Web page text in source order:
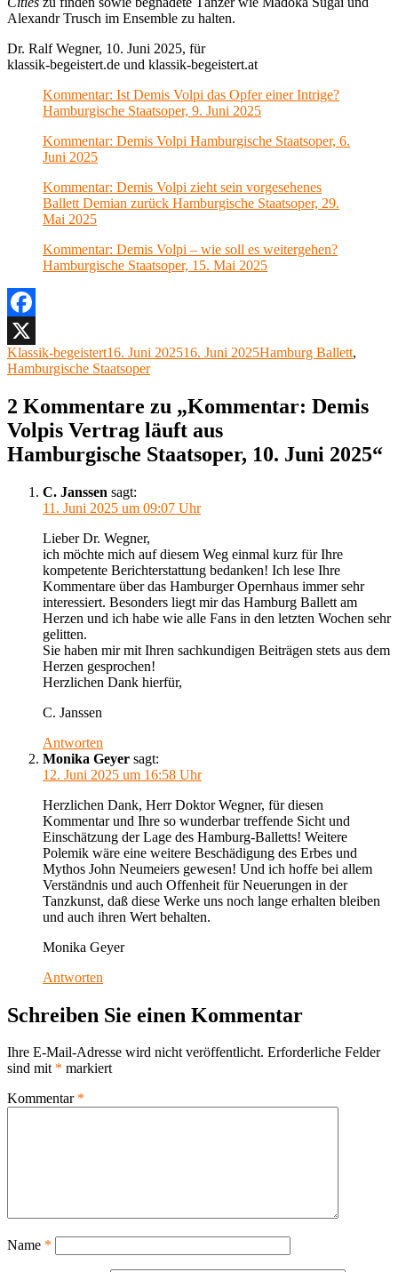
Alexandr Trusch im Ensemble zu halten.
Dr. Ralf Wegner, 10. Juni 2025, für
klassik-begeistert.de und klassik-begeistert.at
Kommentar: Ist Demis Volpi das Opfer einer Intrige?
Hamburgische Staatsoper, 9. Juni 2025
Kommentar: Demis Volpi Hamburgische Staatsoper, 6.
Juni 2025
Kommentar: Demis Volpi zieht sein vorgesehenes
Ballett Demian zurück Hamburgische Staatsoper, 29.
Mai 2025
Kommentar: Demis Volpi – wie soll es weitergehen?
Hamburgische Staatsoper, 15. Mai 2025
Facebook
X
Autor
Klassik-begeistertVeröffentlicht
am
16. Juni 202516. Juni 2025Kategorien
Hamburg Ballett,
Hamburgische Staatsoper
2 Kommentare zu „Kommentar: Demis
Volpis Vertrag läuft aus
Hamburgische Staatsoper, 10. Juni 2025“
C. Janssen sagt:
11. Juni 2025 um 09:07 Uhr
Lieber Dr. Wegner,
ich möchte mich auf diesem Weg einmal kurz für Ihre
kompetente Berichterstattung bedanken! Ich lese Ihre
Kommentare über das Hamburger Opernhaus immer sehr
interessiert. Besonders liegt mir das Hamburg Ballett am
Herzen und ich habe wie alle Fans in den letzten Wochen sehr
gelitten.
Sie haben mir mit Ihren sachkundigen Beiträgen stets aus dem
Herzen gesprochen!
Herzlichen Dank hierfür,
C. Janssen
Antworten
Monika Geyer sagt:
12. Juni 2025 um 16:58 Uhr
Herzlichen Dank, Herr Doktor Wegner, für diesen
Kommentar und Ihre so wunderbar treffende Sicht und
Einschätzung der Lage des Hamburg-Balletts! Weitere
Polemik wäre eine weitere Beschädigung des Erbes und
Mythos John Neumeiers gewesen! Und ich hoffe bei allem
Verständnis und auch Offenheit für Neuerungen in der
Tanzkunst, daß diese Werke uns noch lange erhalten bleiben
und auch ihren Wert behalten.
Monika Geyer
Antworten
Schreiben Sie einen Kommentar
Ihre E-Mail-Adresse wird nicht veröffentlicht. Erforderliche Felder
sind mit * markiert
Kommentar *
Name *